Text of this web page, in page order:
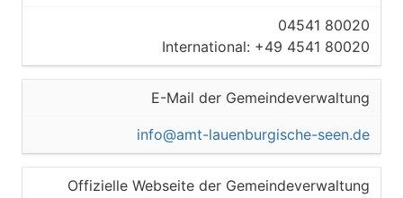
04541 80020
International: +49 4541 80020
E-Mail der Gemeindeverwaltung
info@amt-lauenburgische-seen.de
Offizielle Webseite der Gemeindeverwaltung